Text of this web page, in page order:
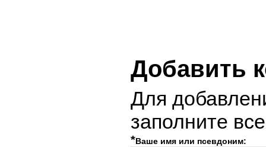
Добавить
Для
заполните
*Ваше имя или псевдоним: